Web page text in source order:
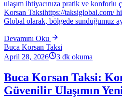
ulaşım ihtiyacınıza pratik ve konforlu
Korsan Taksihttps://taksiglobal.com/
Global olarak, bölgede sunduğumuz
Devamını Oku
Buca Korsan Taksi
April 28, 2026
3 dk okuma
Buca Korsan Taksi:
Güvenilir Ulaşımın